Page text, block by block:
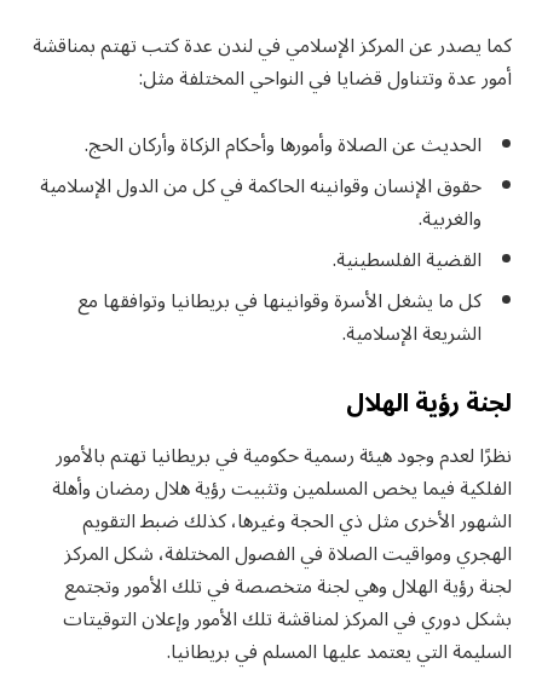
كما يصدر عن المركز الإسلامي في لندن عدة كتب تهتم بمناقشة
أمور عدة وتتناول قضايا في النواحي المختلفة مثل:
الحديث عن الصلاة وأمورها وأحكام الزكاة وأركان الحج.
حقوق الإنسان وقوانينه الحاكمة في كل من الدول الإسلامية
والغربية.
القضية الفلسطينية.
كل ما يشغل الأسرة وقوانينها في بريطانيا وتوافقها مع
الشريعة الإسلامية.
لجنة رؤية الهلال
نظرًا لعدم وجود هيئة رسمية حكومية في بريطانيا تهتم بالأمور
الفلكية فيما يخص المسلمين وتثبيت رؤية هلال رمضان وأهلة
الشهور الأخرى مثل ذي الحجة وغيرها، كذلك ضبط التقويم
الهجري ومواقيت الصلاة في الفصول المختلفة، شكل المركز
لجنة رؤية الهلال وهي لجنة متخصصة في تلك الأمور وتجتمع
بشكل دوري في المركز لمناقشة تلك الأمور وإعلان التوقيتات
السليمة التي يعتمد عليها المسلم في بريطانيا.